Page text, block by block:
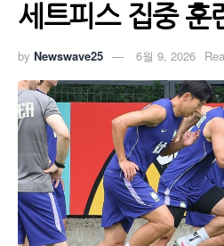
세트피스 집중 훈
by Newswave25 6월 9, 2026